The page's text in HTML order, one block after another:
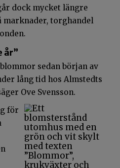
dock mycket längre
marknader, torghandel
år”
sedan början av
lång tid hos Almstedts
Ove Svensson.
för